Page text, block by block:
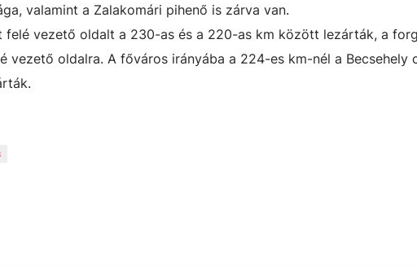
valamint a Zalakomári pihenő is zárva van.
felé vezető oldalt a 230-as és a 220-as km között lezárták, a
vezető oldalra. A főváros irányába a 224-es km-nél a Becsehely